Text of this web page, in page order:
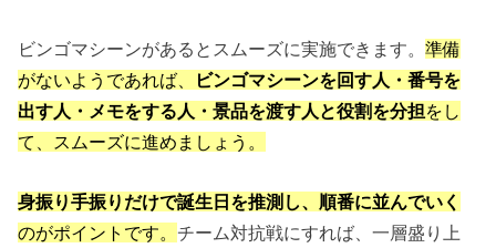
ビンゴマシーンがあるとスムーズに実施できます。準備
がないようであれば、
ビンゴマシーンを回す人・番号を
出す人・メモをする人・景品を渡す人と役割を分担をし
て、スムーズに進めましょう。
身振り手振りだけで誕生日を推測し、順番に並んでいく
のがポイントです。チーム対抗戦にすれば、一層盛り上